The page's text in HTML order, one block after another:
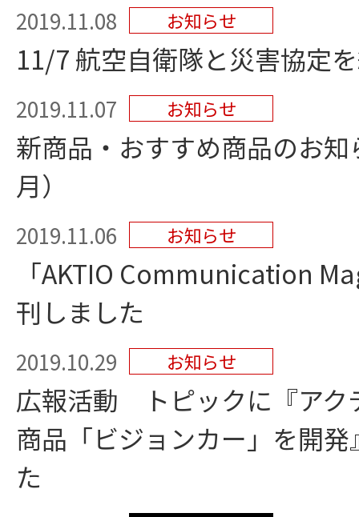
2019.11.08 お知らせ
11/7 航空自衛隊と災害協定
2019.11.07 お知らせ
新商品・おすすめ商品のお
月）
2019.11.06 お知らせ
「AKTIO Communication
刊しました
2019.10.29 お知らせ
広報活動 トピックに『アク
商品「ビジョンカー」を開
た